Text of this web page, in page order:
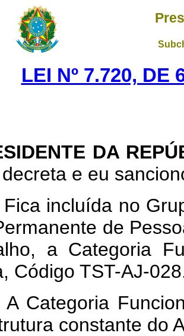
LEI Nº 7.720, DE
DA
e eu
Fica incluída no
de
a Categoria
Código TST-AJ-
A Categoria
constante do